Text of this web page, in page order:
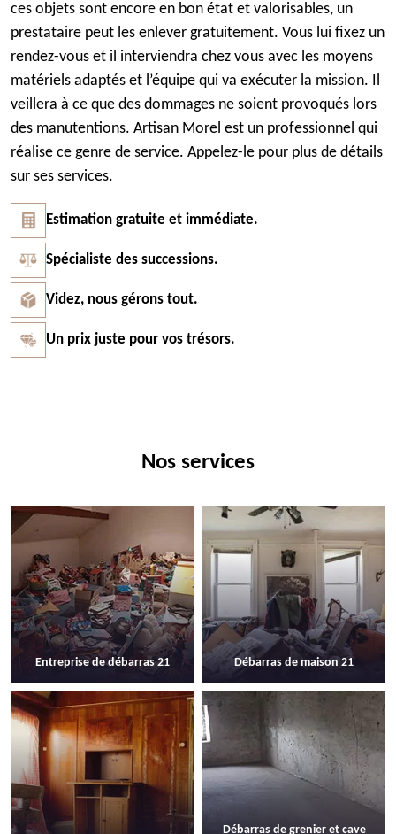
ces objets sont encore en bon état et valorisables, un
prestataire peut les enlever gratuitement. Vous lui fixez un
rendez-vous et il interviendra chez vous avec les moyens
matériels adaptés et l’équipe qui va exécuter la mission. Il
veillera à ce que des dommages ne soient provoqués lors
des manutentions. Artisan Morel est un professionnel qui
réalise ce genre de service. Appelez-le pour plus de détails
sur ses services.
Estimation gratuite et immédiate.
Spécialiste des successions.
Videz, nous gérons tout.
Un prix juste pour vos trésors.
Nos services
Entreprise de débarras 21 Débarras de maison 21
Débarras de grenier et cave